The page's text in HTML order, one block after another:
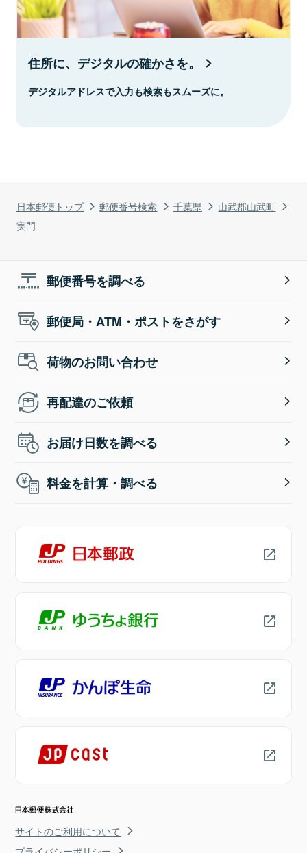
日本郵便トップ 郵便番号検索 千葉県
山武郡山武町
実門
住所に、デジタルの確かさを。
デジタルアドレスで入力も検索もスムーズに。
郵便番号を調べる
郵便局・ATM・ポストをさがす
荷物のお問い合わせ
再配達のご依頼
お届け日数を調べる
料金を計算・調べる
サイトのご利用について